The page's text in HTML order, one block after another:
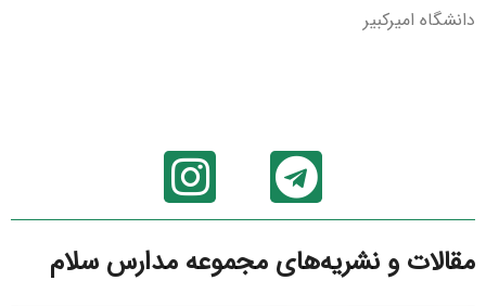
دانشگاه امیرکبیر
مقالات و نشریه‌های مجموعه مدارس سلام